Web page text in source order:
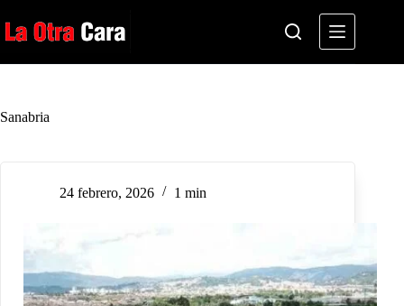
al
contenido
Sanabria
24 febrero, 2026 1 min